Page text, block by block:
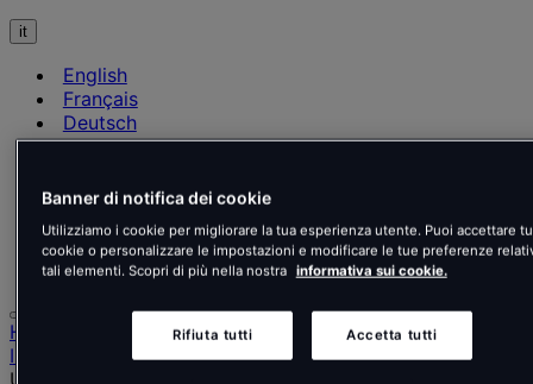
it
English
Français
Deutsch
Nederlands
Italiano
Português
Português
Polski
Home
I nostri progetti
Un hotel moderno nel cuore di Varsavia
Banner di notifica dei cookie
Utilizziamo i cookie per migliorare la tua esperienza utente. Puoi accettare
cookie o personalizzare le impostazioni e modificare le tue preferenze
tali elementi. Scopri di più nella nostra informativa sui cookie.
Rifiuta tutti Accetta tutti